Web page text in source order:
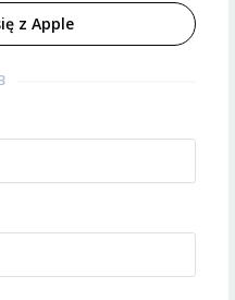
z Apple